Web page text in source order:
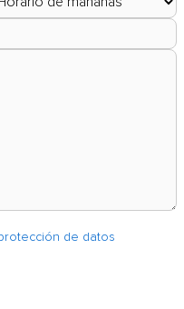
de datos